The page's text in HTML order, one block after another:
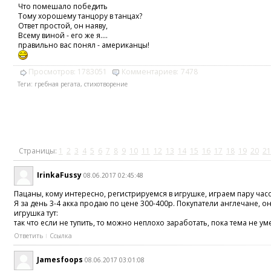
Что помешало победить
Тому хорошему танцору в танцах?
Ответ простой, он наяву,
Всему виной - его же я....
правильно вас понял - американцы!
Просмотров: 1783051 Комментариев: 7478
Теги: гребная регата, стихотворение
Страницы: 1 2 3 4 5 6 7 8 9 10 11 12 13 14 15 16 17 18 19 20 21
IrinkaFussy 08.06.2017 02:45:48
Пацаны, кому интересно, регистрируемся в игрушке, играем пару
Я за день 3-4 акка продаю по цене 300-400р. Покупатели англечане,
игрушка тут:
так что если не тупить, то можно неплохо заработать, пока тема не
Ответить Ссылка
Jamesfoops 08.06.2017 03:01:08